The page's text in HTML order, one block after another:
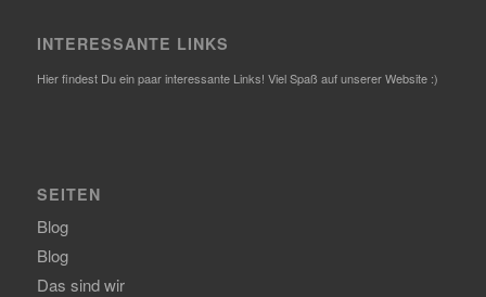
INTERESSANTE LINKS
Hier findest Du ein paar interessante Links! Viel Spaß auf unserer Website :)
SEITEN
Blog
Blog
Das sind wir